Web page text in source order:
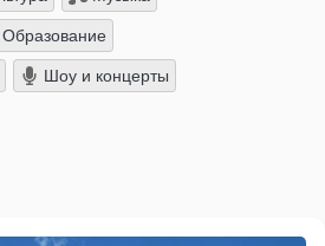
Образование
Шоу и концерты